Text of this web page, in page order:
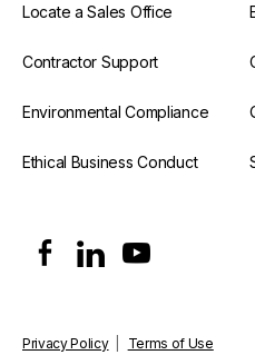
Locate a Sales Office
Contractor Support
Environmental Compliance
Ethical Business Conduct
Privacy Policy| Terms of Use